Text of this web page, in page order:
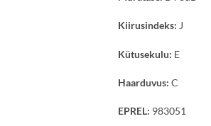
Kiirusindeks: J
Kütusekulu: E
Haarduvus: C
EPREL: 983051